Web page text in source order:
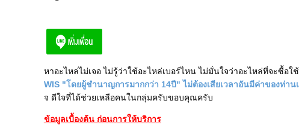
หาอะไหล่ไม่เจอ ไม่รู้ว่าใช้อะไหล่เบอร์ไหน ไม่มั่นใจว่าอะไหล่ที่จะซื้อใ
WIS "โดยผู้ชำนาญการมากกว่า 14ปี" ไม่ต้องเสียเวลาอันมีค่าของท่าน
จ ดีใจที่ได้ช่วยเหลือคนในกลุ่มครับขอบคุณครับ
ข้อมูลเบื้องต้น ก่อนการให้บริการ